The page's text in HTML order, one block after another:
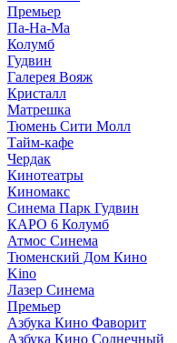
Премьер
Па-На-Ма
Колумб
Гудвин
Галерея Вояж
Кристалл
Матрешка
Тюмень Сити Молл
Тайм-кафе
Чердак
Кинотеатры
Киномакс
Синема Парк Гудвин
КАРО 6 Колумб
Атмос Синема
Тюменский Дом Кино
Kino
Лазер Синема
Премьер
Азбука Кино Фаворит
Азбука Кино Солнечный